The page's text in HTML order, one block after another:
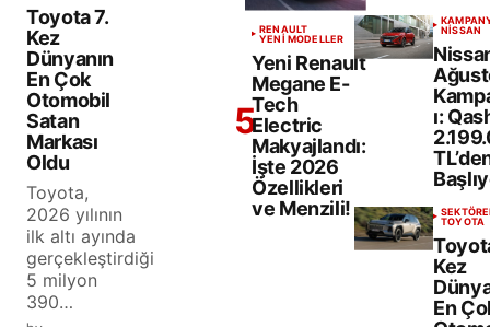
RENAULT
YENİ MODELLER
Yeni Renault
Megane E-
Tech
Electric
Makyajlandı:
İşte 2026
Özellikleri
ve Menzili!
Toyota 7.
Kez
Dünyanın
En Çok
Otomobil
Satan
Markası
Oldu
Toyota,
2026 yılının
ilk altı ayında
gerçekleştirdiği
5 milyon
390…
NISSAN
ı:
TOYOTA
Kez
En